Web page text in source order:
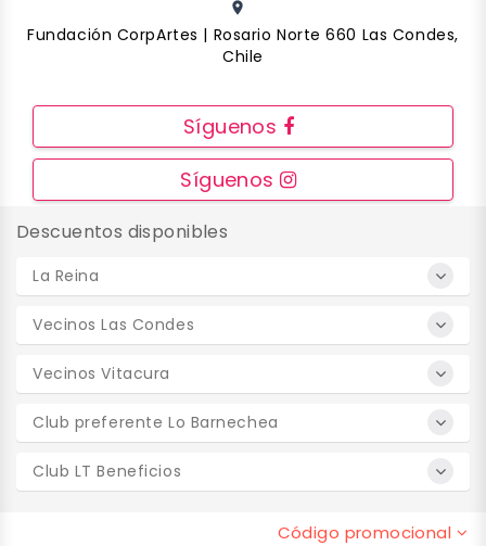
place
Fundación CorpArtes | Rosario Norte 660 Las Condes,
Chile
Síguenos
Síguenos
Descuentos disponibles
La Reina
Vecinos Las Condes
Vecinos Vitacura
Club preferente Lo Barnechea
Club LT Beneficios
Código promocional